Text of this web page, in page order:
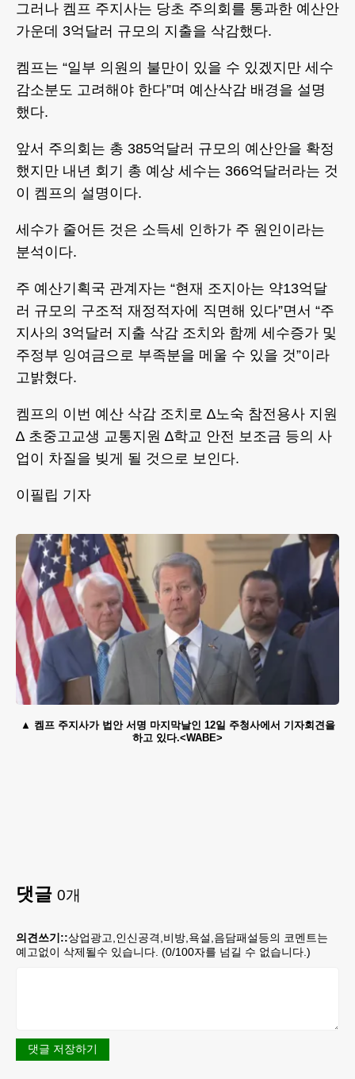
그러나 켐프 주지사는 당초 주의회를 통과한 예산안
가운데 3억달러 규모의 지출을 삭감했다.
켐프는 “일부 의원의 불만이 있을 수 있겠지만 세수
감소분도 고려해야 한다”며 예산삭감 배경을 설명
했다.
앞서 주의회는 총 385억달러 규모의 예산안을 확정
했지만 내년 회기 총 예상 세수는 366억달러라는 것
이 켐프의 설명이다.
세수가 줄어든 것은 소득세 인하가 주 원인이라는
분석이다.
주 예산기획국 관계자는 “현재 조지아는 약13억달
러 규모의 구조적 재정적자에 직면해 있다”면서 “주
지사의 3억달러 지출 삭감 조치와 함께 세수증가 및
주정부 잉여금으로 부족분을 메울 수 있을 것”이라
고밝혔다.
켐프의 이번 예산 삭감 조치로 ∆노숙 참전용사 지원
∆ 초중고교생 교통지원 ∆학교 안전 보조금 등의 사
업이 차질을 빚게 될 것으로 보인다.
이필립 기자
켐프 주지사가 법안 서명 마지막날인 12일 주청사에서 기자회견을
하고 있다.<WABE>
댓글 0개
의견쓰기::상업광고,인신공격,비방,욕설,음담패설등의 코멘트는
예고없이 삭제될수 있습니다. (0/100자를 넘길 수 없습니다.)
댓글 저장하기